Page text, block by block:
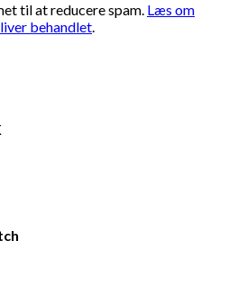
til at reducere spam. Læs om
behandlet.